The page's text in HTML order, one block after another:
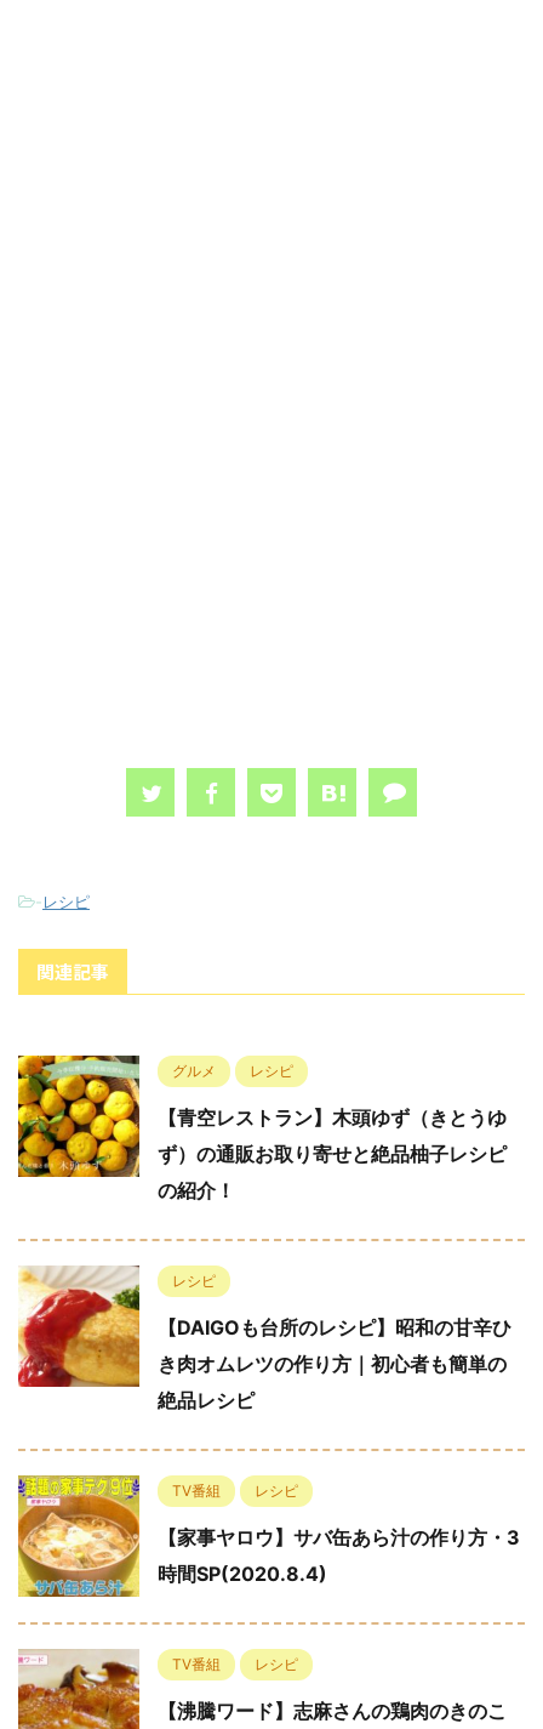
-レシピ
関連記事
グルメ レシピ
【青空レストラン】木頭ゆず（きとうゆ
ず）の通販お取り寄せと絶品柚子レシピ
の紹介！
レシピ
【DAIGOも台所のレシピ】昭和の甘辛ひ
き肉オムレツの作り方｜初心者も簡単の
絶品レシピ
TV番組 レシピ
【家事ヤロウ】サバ缶あら汁の作り方・3
時間SP(2020.8.4)
TV番組 レシピ
【沸騰ワード】志麻さんの鶏肉のきのこ